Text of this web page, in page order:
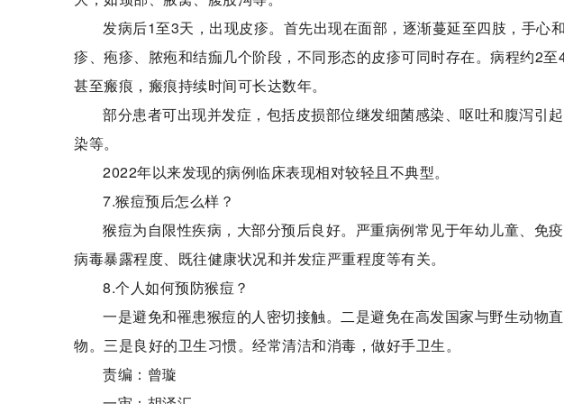
发病后1至3天，出现皮疹。首先出现在面部，逐渐蔓延至四肢，手心
疹、疱疹、脓疱和结痂几个阶段，不同形态的皮疹可同时存在。病程约2
甚至瘢痕，瘢痕持续时间可长达数年。
部分患者可出现并发症，包括皮损部位继发细菌感染、呕吐和腹泻引
染等。
2022年以来发现的病例临床表现相对较轻且不典型。
7.猴痘预后怎么样？
猴痘为自限性疾病，大部分预后良好。严重病例常见于年幼儿童、免
病毒暴露程度、既往健康状况和并发症严重程度等有关。
8.个人如何预防猴痘？
一是避免和罹患猴痘的人密切接触。二是避免在高发国家与野生动物
物。三是良好的卫生习惯。经常清洁和消毒，做好手卫生。
责编：曾璇